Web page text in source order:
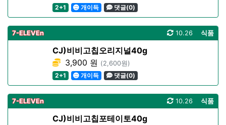
2+1
개이득 댓글(0)
7-ELEVEn 식품
10.26
CJ)비비고칩오리지널40g
3,900 원 (2,600원)
2+1
개이득 댓글(0)
7-ELEVEn 식품
10.26
CJ)비비고칩포테이토40g